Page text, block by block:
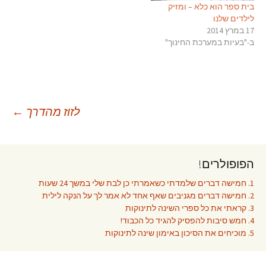
בית ספר הוא כלא – ומזיק
לילדים שלנו
17 במרץ 2014
ב-"בעיות במערכת החינוך"
בפוסטים
לזוז מהדרך ←
הפופולרים!
1. חמישה דברים שלמדתי כשאמרתי כן לבת שלי במשך 24 שעות
2. חמישה דברים מגניבים שאף אחד לא אמר לך על הנקה לילית
3. קראתי את כל ספרי השינה לתינוקות
4. חמש סיבות להפסיק להגיד כל הכבוד!
5. מוכיחים את הסיכון באימון שינה לתינוקות